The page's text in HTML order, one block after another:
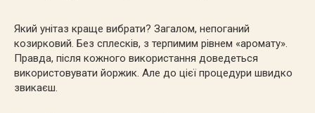
Який унітаз краще вибрати? Загалом, непоганий
козирковий. Без сплесків, з терпимим рівнем «аромату».
Правда, після кожного використання доведеться
використовувати йоржик. Але до цієї процедури швидко
звикаєш.